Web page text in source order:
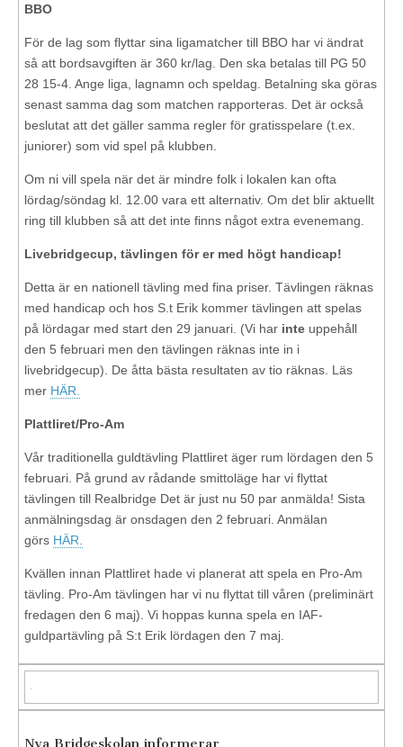
BBO
För de lag som flyttar sina ligamatcher till BBO har vi ändrat
så att bordsavgiften är 360 kr/lag. Den ska betalas till PG 50
28 15-4. Ange liga, lagnamn och speldag. Betalning ska göras
senast samma dag som matchen rapporteras. Det är också
beslutat att det gäller samma regler för gratisspelare (t.ex.
juniorer) som vid spel på klubben.
Om ni vill spela när det är mindre folk i lokalen kan ofta
lördag/söndag kl. 12.00 vara ett alternativ. Om det blir aktuellt
ring till klubben så att det inte finns något extra evenemang.
Livebridgecup, tävlingen för er med högt handicap!
Detta är en nationell tävling med fina priser. Tävlingen räknas
med handicap och hos S.t Erik kommer tävlingen att spelas
på lördagar med start den 29 januari. (Vi har inte uppehåll
den 5 februari men den tävlingen räknas inte in i
livebridgecup). De åtta bästa resultaten av tio räknas. Läs
mer HÄR.
Plattliret/Pro-Am
Vår traditionella guldtävling Plattliret äger rum lördagen den 5
februari. På grund av rådande smittoläge har vi flyttat
tävlingen till Realbridge Det är just nu 50 par anmälda! Sista
anmälningsdag är onsdagen den 2 februari. Anmälan
görs HÄR.
Kvällen innan Plattliret hade vi planerat att spela en Pro-Am
tävling. Pro-Am tävlingen har vi nu flyttat till våren (preliminärt
fredagen den 6 maj). Vi hoppas kunna spela en IAF-
guldpartävling på S:t Erik lördagen den 7 maj.
Nya Bridgeskolan informerar